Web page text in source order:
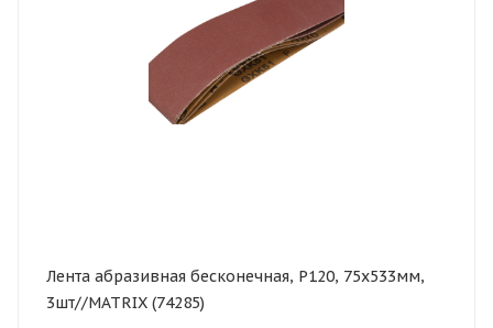
Лента абразивная бесконечная, Р120, 75х533мм,
3шт//MATRIX (74285)